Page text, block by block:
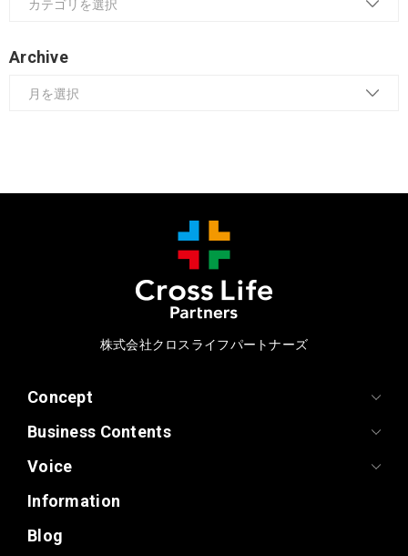
Archive
株式会社クロスライフパートナーズ
Concept
Business Contents
Voice
Information
Blog